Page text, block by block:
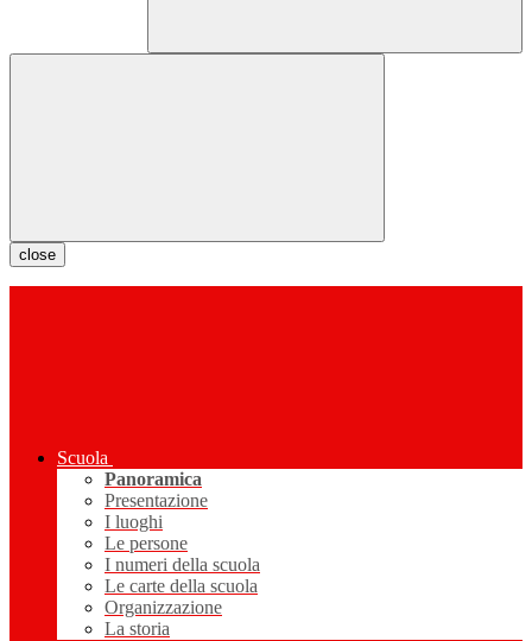
close
Scuola
Panoramica
Presentazione
I luoghi
Le persone
I numeri della scuola
Le carte della scuola
Organizzazione
La storia